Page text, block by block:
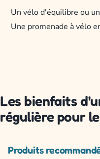
Un vélo d'équilibre ou
Une promenade à vélo
Les bienfaits
régulière pour
Produits